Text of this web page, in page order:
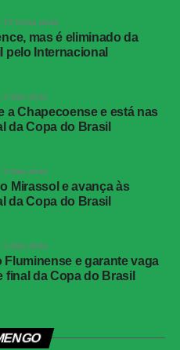
Bruno Gomes, Gabriel
Técnico: Paulo
Araújo (Erick Pulgar),
Carrascal, Samuel
Leonardo Jardim.
15 horas atrás
mas é eliminado da
pelo Internacional
2 dias atrás
a Chapecoense e está nas
da Copa do Brasil
2 dias atrás
Mirassol e avança às
da Copa do Brasil
2 dias atrás
Fluminense e garante vaga
final da Copa do Brasil